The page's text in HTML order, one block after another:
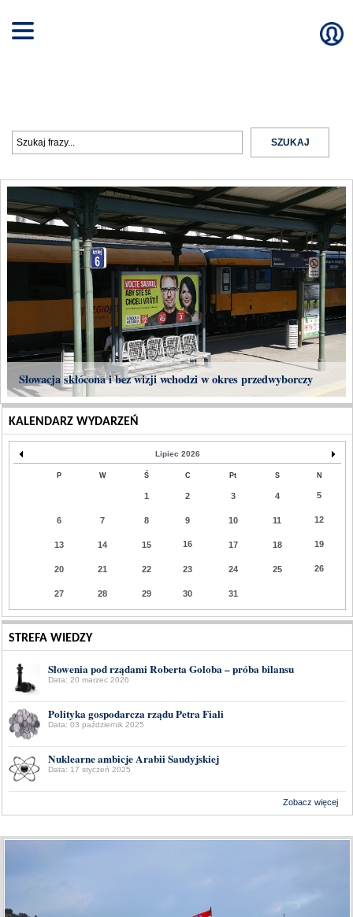
Słowacja skłócona i bez wizji wchodzi w okres przedwyborczy
KALENDARZ WYDARZEŃ
Lipiec 2026
P W Ś C Pt S N
1 2 3 4 5
6 7 8 9 10 11 12
13 14 15 16 17 18 19
20 21 22 23 24 25 26
27 28 29 30 31
STREFA WIEDZY
Słowenia pod rządami Roberta Goloba – próba bilansu
Data: 20 marzec 2026
Polityka gospodarcza rządu Petra Fiali
Data: 03 październik 2025
Nuklearne ambicje Arabii Saudyjskiej
Data: 17 styczeń 2025
Zobacz więcej